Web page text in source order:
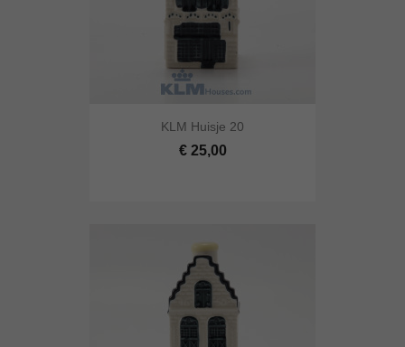
KLM Huisje 20
€ 25,00